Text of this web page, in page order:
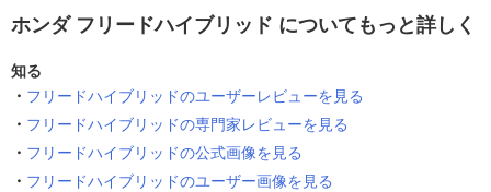
ホンダ フリードハイブリッド についてもっと詳しく
知る
フリードハイブリッドのユーザーレビューを見る
フリードハイブリッドの専門家レビューを見る
フリードハイブリッドの公式画像を見る
フリードハイブリッドのユーザー画像を見る